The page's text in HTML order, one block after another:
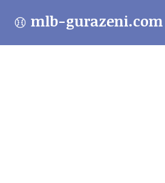
mlb-gurazeni.com